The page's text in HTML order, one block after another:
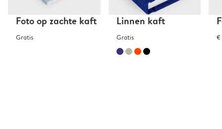
Foto op zachte kaft
Gratis
Linnen kaft
Gratis €